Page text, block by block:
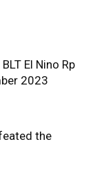
El Nino Rp
2023
the